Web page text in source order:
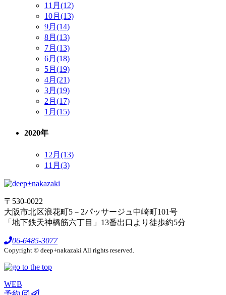
11月(12)
10月(13)
9月(14)
8月(13)
7月(13)
6月(18)
5月(19)
4月(21)
3月(19)
2月(17)
1月(15)
2020年
12月(13)
11月(3)
〒530-0022
大阪市北区浪花町5－2パッサージュ中崎町101号
「地下鉄天神橋筋六丁目」13番出口より徒歩約5分
06-6485-3077
Copyright © deep+nakazaki All rights reserved.
WEB